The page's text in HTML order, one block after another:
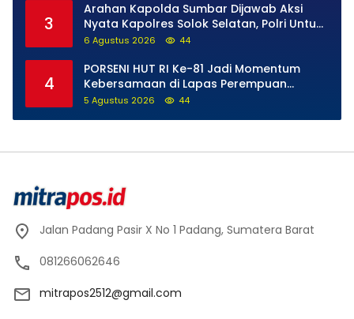
3
Arahan Kapolda Sumbar Dijawab Aksi
Nyata Kapolres Solok Selatan, Polri Untuk
Masyarakat Bukan Sekadar Slogan
6 Agustus 2026 44
4
PORSENI HUT RI Ke-81 Jadi Momentum
Kebersamaan di Lapas Perempuan
Padang
5 Agustus 2026 44
Jalan Padang Pasir X No 1 Padang, Sumatera Barat
081266062646
mitrapos2512@gmail.com